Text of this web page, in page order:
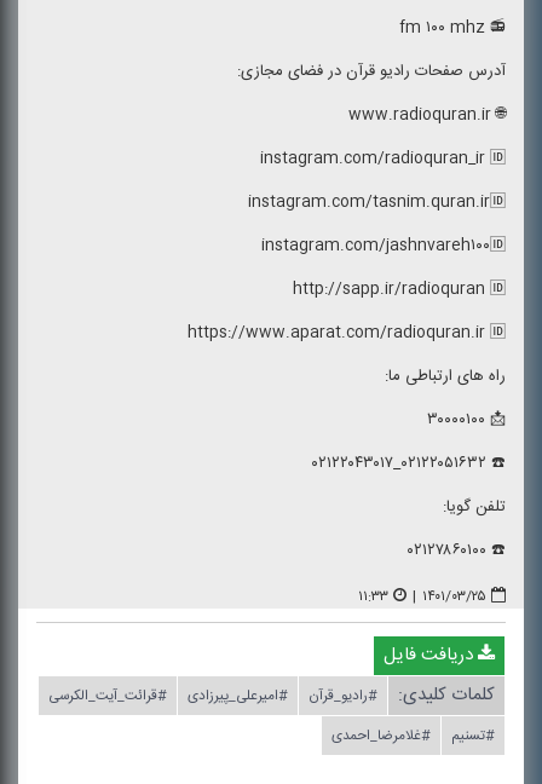
📻 fm ۱۰۰ mhz
آدرس صفحات رادیو قرآن در فضای مجازی:
🌐 www.radioquran.ir
instagram.com/radioquran_ir 🆔
instagram.com/tasnim.quran.ir🆔
instagram.com/jashnvareh۱۰۰🆔
http://sapp.ir/radioquran 🆔
https://www.aparat.com/radioquran.ir 🆔
راه های ارتباطی ما:
📩 ۳۰۰۰۰۱۰۰
☎️ ۰۲۱۲۲۰۵۱۶۳۲_۰۲۱۲۲۰۴۳۰۱۷
تلفن گویا:
☎️ ۰۲۱۲۷۸۶۰۱۰۰
۱۴۰۱/۰۳/۲۵ | ۱۱:۳۳
دریافت فایل
کلمات کلیدی:
#رادیو_قرآن #امیرعلی_پیرزادی
#قرائت_آیت_الكرسی
#تسنیم
#غلامرضا_احمدی